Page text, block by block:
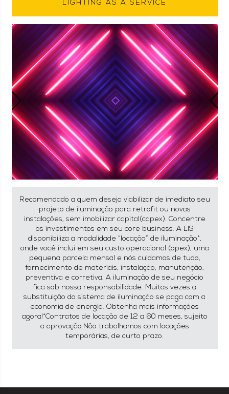
LIGHTING AS A SERVICE
Recomendado a quem deseja viabilizar de imediato seu
projeto de iluminação para retrofit ou novas
instalações, sem imobilizar capital(capex). Concentre
os investimentos em seu core business. A LIS
disponibiliza a modalidade “locação” de iluminação*,
onde você inclui em seu custo operacional (opex), uma
pequena parcela mensal e nós cuidamos de tudo,
fornecimento de materiais, instalação, manutenção,
preventiva e corretiva. A iluminação de seu negócio
fica sob nossa responsabilidade. Muitas vezes a
substituição do sistema de iluminação se paga com a
economia de energia. Obtenha mais informações
agora!*Contratos de locação de 12 a 60 meses, sujeito
a aprovação.Não trabalhamos com locações
temporárias, de curto prazo.